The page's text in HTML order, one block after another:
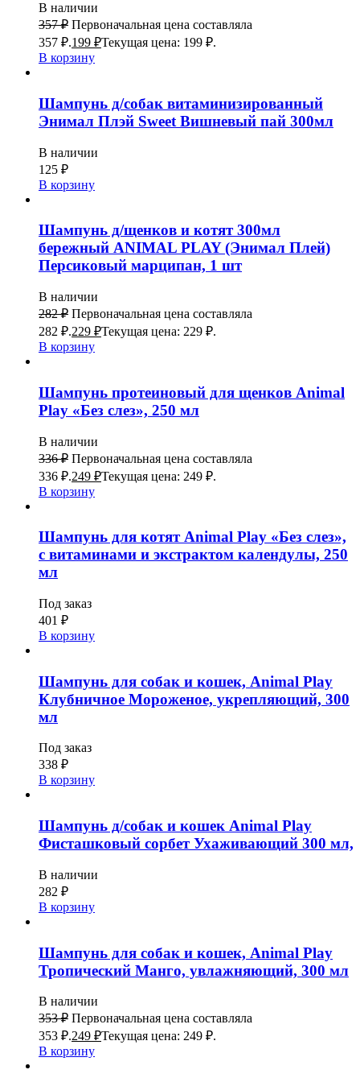
В наличии
357₽ Первоначальная цена составляла
357 ₽.199 ₽Текущая цена: 199 ₽.
В корзину
Шампунь д/собак витаминизированный
Энимал Плэй Sweet Вишневый пай 300мл
В наличии
125 ₽
В корзину
Шампунь д/щенков и котят 300мл
бережный ANIMAL PLAY (Энимал Плей)
Персиковый марципан, 1 шт
В наличии
282₽ Первоначальная цена составляла
282 ₽.229 ₽Текущая цена: 229 ₽.
В корзину
Шампунь протеиновый для щенков Animal
Play «Без слез», 250 мл
В наличии
336₽ Первоначальная цена составляла
336 ₽.249 ₽Текущая цена: 249 ₽.
В корзину
Шампунь для котят Animal Play «Без слез»,
с витаминами и экстрактом календулы, 250
мл
Под заказ
401 ₽
В корзину
Шампунь для собак и кошек, Animal Play
Клубничное Мороженое, укрепляющий, 300
мл
Под заказ
338 ₽
В корзину
Шампунь д/собак и кошек Animal Play
Фисташковый сорбет Ухаживающий 300 мл,
В наличии
282 ₽
В корзину
Шампунь для собак и кошек, Animal Play
Тропический Манго, увлажняющий, 300 мл
В наличии
353₽ Первоначальная цена составляла
353 ₽.249 ₽Текущая цена: 249 ₽.
В корзину